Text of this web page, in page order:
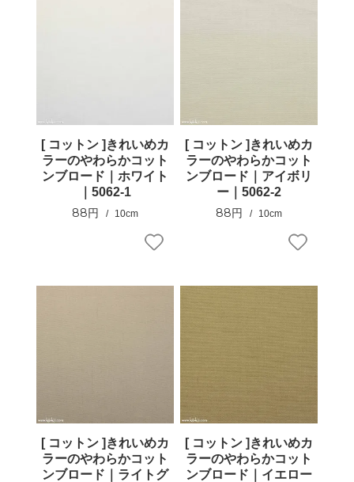
[ コットン ]きれいめカ
ラーのやわらかコット
ンブロード｜ホワイト
｜5062-1
88円 10cm
[ コットン ]きれいめカ
ラーのやわらかコット
ンブロード｜アイボリ
ー｜5062-2
88円 10cm
[ コットン ]きれいめカ
ラーのやわらかコット
ンブロード｜ライトグ
[ コットン ]きれいめカ
ラーのやわらかコット
ンブロード｜イエロー